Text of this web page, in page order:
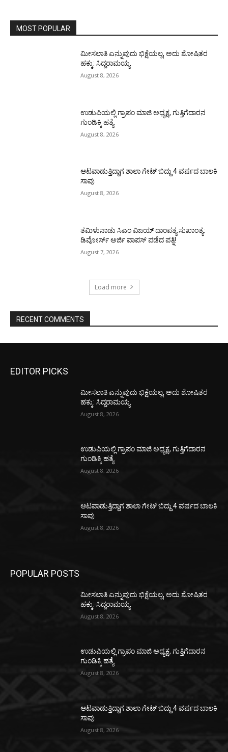
MOST POPULAR
ಮೀಸಲಾತಿ ಎನ್ನುವುದು ಭಿಕ್ಷೆಯಲ್ಲ, ಅದು ಶೋಷಿತರ
ಹಕ್ಕು: ಸಿದ್ದರಾಮಯ್ಯ
August 8, 2026
ಉಡುಪಿಯಲ್ಲಿ ಗ್ರಾಪಂ ಮಾಜಿ ಅಧ್ಯಕ್ಷ, ಗುತ್ತಿಗೆದಾರನ
ಗುಂಡಿಕ್ಕಿ ಹತ್ಯೆ
August 8, 2026
ಆಟವಾಡುತ್ತಿದ್ದಾಗ ಶಾಲಾ ಗೇಟ್‌ ಬಿದ್ದು 4 ವರ್ಷದ ಬಾಲಕಿ
ಸಾವು
August 8, 2026
ತಮಿಳುನಾಡು ಸಿಎಂ ವಿಜಯ್‌ ದಾಂಪತ್ಯ ಸುಖಾಂತ್ಯ:
ಡಿವೋರ್ಸ್‌ ಅರ್ಜಿ ವಾಪಸ್‌ ಪಡೆದ ಪತ್ನಿ!
August 7, 2026
Load more
RECENT COMMENTS
EDITOR PICKS
ಮೀಸಲಾತಿ ಎನ್ನುವುದು ಭಿಕ್ಷೆಯಲ್ಲ, ಅದು ಶೋಷಿತರ
ಹಕ್ಕು: ಸಿದ್ದರಾಮಯ್ಯ
August 8, 2026
ಉಡುಪಿಯಲ್ಲಿ ಗ್ರಾಪಂ ಮಾಜಿ ಅಧ್ಯಕ್ಷ, ಗುತ್ತಿಗೆದಾರನ
ಗುಂಡಿಕ್ಕಿ ಹತ್ಯೆ
August 8, 2026
ಆಟವಾಡುತ್ತಿದ್ದಾಗ ಶಾಲಾ ಗೇಟ್‌ ಬಿದ್ದು 4 ವರ್ಷದ ಬಾಲಕಿ
ಸಾವು
August 8, 2026
POPULAR POSTS
ಮೀಸಲಾತಿ ಎನ್ನುವುದು ಭಿಕ್ಷೆಯಲ್ಲ, ಅದು ಶೋಷಿತರ
ಹಕ್ಕು: ಸಿದ್ದರಾಮಯ್ಯ
August 8, 2026
ಉಡುಪಿಯಲ್ಲಿ ಗ್ರಾಪಂ ಮಾಜಿ ಅಧ್ಯಕ್ಷ, ಗುತ್ತಿಗೆದಾರನ
ಗುಂಡಿಕ್ಕಿ ಹತ್ಯೆ
August 8, 2026
ಆಟವಾಡುತ್ತಿದ್ದಾಗ ಶಾಲಾ ಗೇಟ್‌ ಬಿದ್ದು 4 ವರ್ಷದ ಬಾಲಕಿ
ಸಾವು
August 8, 2026